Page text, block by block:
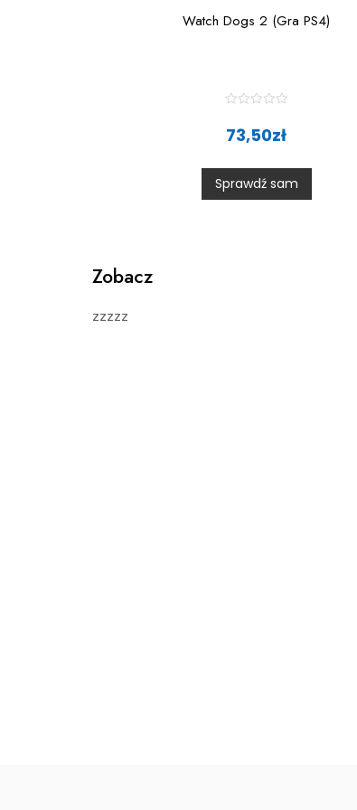
Watch Dogs 2 (Gra PS4)
t
0
o
u
t
73,50zł
Sprawdź sam
Zobacz
zzzzz